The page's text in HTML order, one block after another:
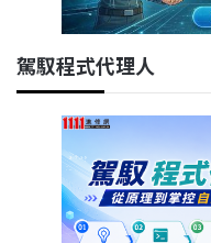
駕馭程式代理人